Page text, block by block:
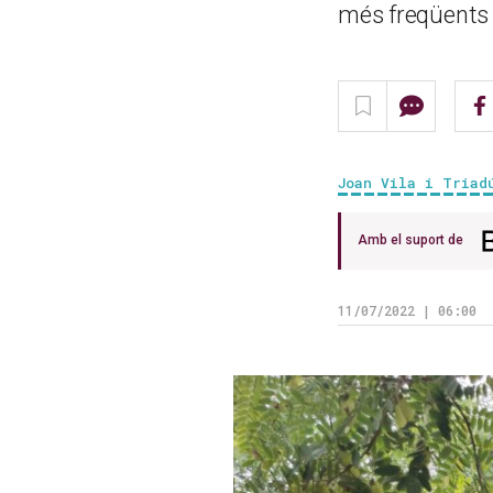
més freqüents
Joan Vila i
Amb el suport de
11/07/2022 | 06:00